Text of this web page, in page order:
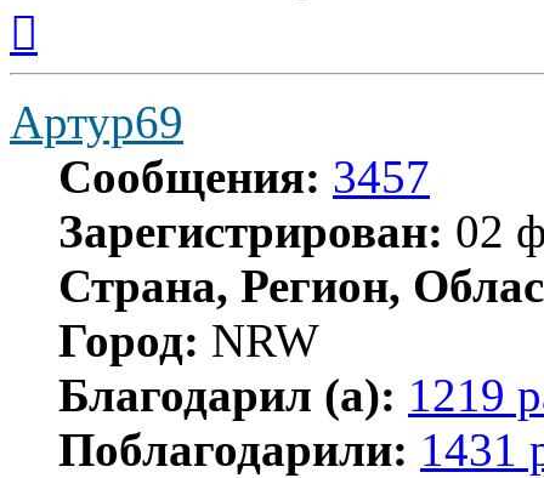
началу
Артур69
Сообщения: 3457
Зарегистрирован: 02
Страна, Регион,
Город: NRW
Благодарил (а): 1219
Поблагодарили: 1431